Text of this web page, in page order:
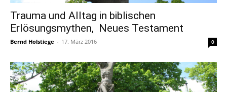
Trauma und Alltag in biblischen
Erlösungsmythen, Neues Testament
Bernd Holstiege - 17. März 2016 0